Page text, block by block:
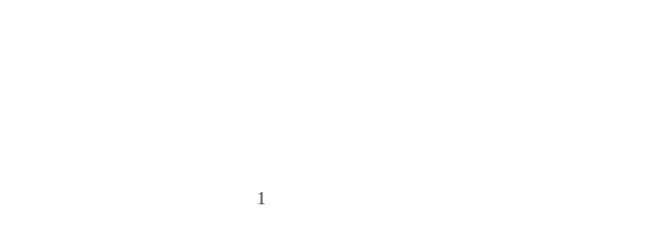
1